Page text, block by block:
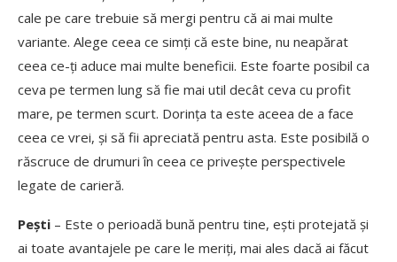
cale pe care trebuie să mergi pentru că ai mai multe
variante. Alege ceea ce simți că este bine, nu neapărat
ceea ce-ți aduce mai multe beneficii. Este foarte posibil ca
ceva pe termen lung să fie mai util decât ceva cu profit
mare, pe termen scurt. Dorința ta este aceea de a face
ceea ce vrei, și să fii apreciată pentru asta. Este posibilă o
răscruce de drumuri în ceea ce privește perspectivele
legate de carieră.
Pești – Este o perioadă bună pentru tine, ești protejată și
ai toate avantajele pe care le meriți, mai ales dacă ai făcut